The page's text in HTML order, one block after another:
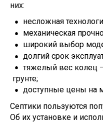
них:
несложная
механическая
широкий выбор
долгий срок
тяжелый вес колец
грунте;
доступные цены на
Септики пользуются
Об их установке и